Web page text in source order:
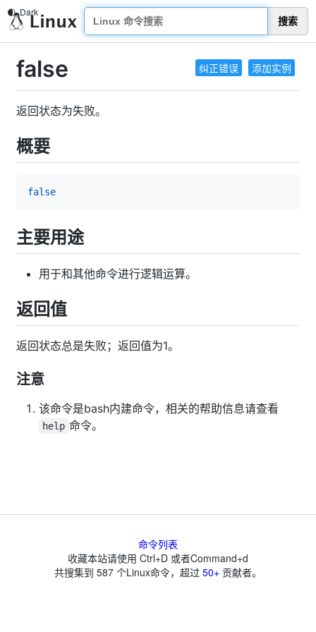
搜索
纠正错误 添加实例
false
返回状态为失败。
概要
false
主要用途
用于和其他命令进行逻辑运算。
返回值
返回状态总是失败；返回值为1。
注意
该命令是bash内建命令，相关的帮助信息请查看
help 命令。
命令列表
收藏本站请使用 Ctrl+D 或者Command+d
共搜集到 587 个Linux命令，超过 50+ 贡献者。